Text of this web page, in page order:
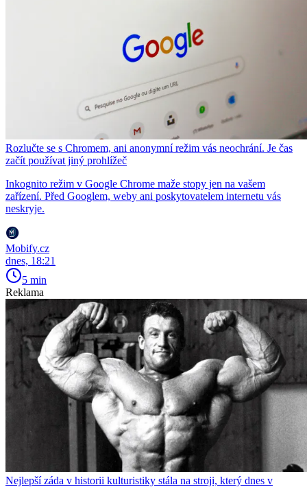
Rozlučte se s Chromem, ani anonymní režim vás neochrání. Je čas
začít používat jiný prohlížeč
Inkognito režim v Google Chrome maže stopy jen na vašem
zařízení. Před Googlem, weby ani poskytovatelem internetu vás
neskryje.
Mobify.cz
dnes, 18:21
5 min
Reklama
Nejlepší záda v historii kulturistiky stála na stroji, který dnes v